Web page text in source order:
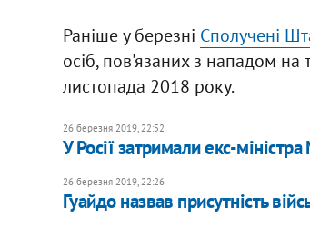
Раніше у березні Сполучені
осіб, пов'язаних з нападом
листопада 2018 року.
26 березня 2019, 22:52
У Росії затримали екс-
26 березня 2019, 22:26
Гуайдо назвав присутність